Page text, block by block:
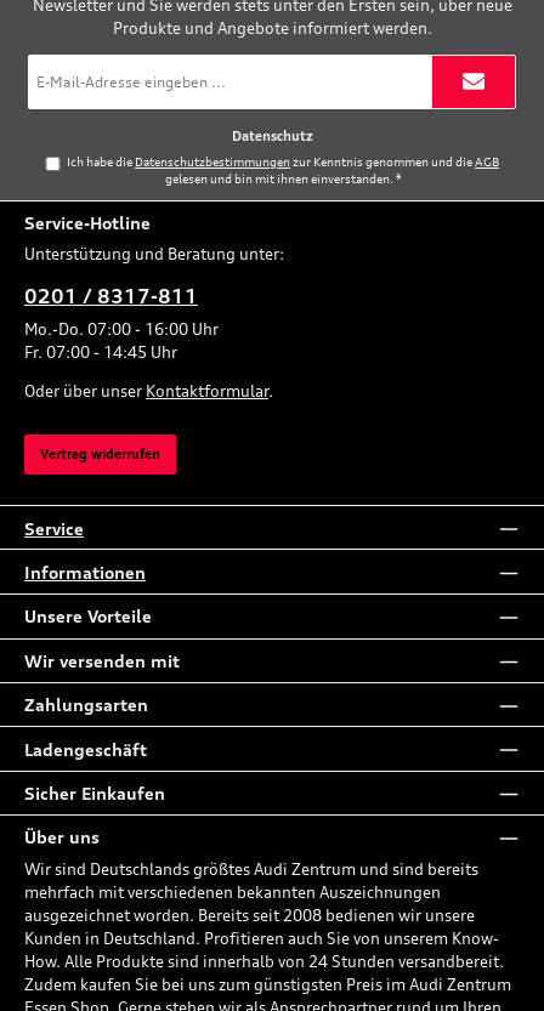
Newsletter und Sie werden stets unter den Ersten sein, über neue
Produkte und Angebote informiert werden.
Mail-
Adresse
Datenschutz
Ich habe die Datenschutzbestimmungenzur Kenntnis genommen und dieAGB
gelesen und bin mit ihnen einverstanden.*
Service-Hotline
Unterstützung und Beratung unter:
0201 / 8317-811
Mo.-Do. 07:00 - 16:00 Uhr
Fr. 07:00 - 14:45 Uhr
Oder über unser Kontaktformular.
Vertrag widerrufen
Service
Informationen
Unsere Vorteile
Wir versenden mit
Zahlungsarten
Ladengeschäft
Sicher Einkaufen
Über uns
Wir sind Deutschlands größtes Audi Zentrum und sind bereits
mehrfach mit verschiedenen bekannten Auszeichnungen
ausgezeichnet worden. Bereits seit 2008 bedienen wir unsere
Kunden in Deutschland. Profitieren auch Sie von unserem Know-
How. Alle Produkte sind innerhalb von 24 Stunden versandbereit.
Zudem kaufen Sie bei uns zum günstigsten Preis im Audi Zentrum